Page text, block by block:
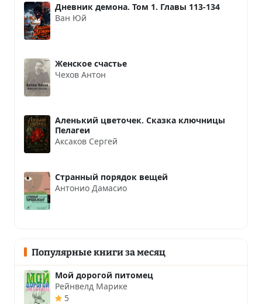
Дневник демона. Том 1. Главы 113-134
Ван Юй
Женское счастье
Чехов Антон
Аленький цветочек. Сказка ключницы
Пелагеи
Аксаков Сергей
Странный порядок вещей
Антонио Дамасио
Популярные книги за месяц
Мой дорогой питомец
Рейнвелд Марике
5